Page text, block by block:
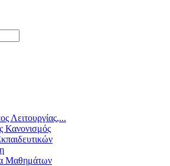
Λειτουργίας,...
Κανονισμός
Μαθημάτων